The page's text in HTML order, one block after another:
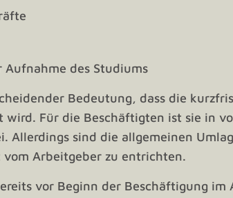
Aufnahme des Studiums
Bedeutung, dass die
wird. Für die Beschäftigten ist sie in
Allerdings sind die allgemeinen
vom Arbeitgeber zu entrichten.
vor Beginn der Beschäftigung